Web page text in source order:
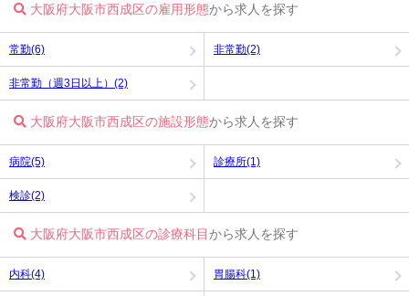
大阪府大阪市西成区の雇用形態から求人を探す
常勤(6) 非常勤(2)
非常勤（週3日以上）(2)
大阪府大阪市西成区の施設形態から求人を探す
病院(5) 診療所(1)
検診(2)
大阪府大阪市西成区の診療科目から求人を探す
内科(4) 胃腸科(1)